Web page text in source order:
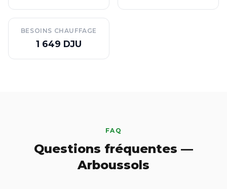
BESOINS CHAUFFAGE
1 649 DJU
FAQ
Questions fréquentes —
Arboussols